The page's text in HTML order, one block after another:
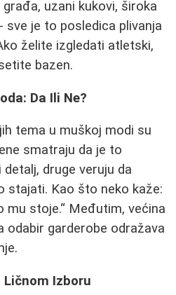
uzani kukovi, široka
sve je to posledica plivanja
želite izgledati atletski,
bazen.
Da Ili Ne?
tema u muškoj modi su
smatraju da je to
druge veruju da
stajati. Kao što neko kaže:
mu stoje.
Međutim, većina
odabir garderobe odražava
Ličnom Izboru